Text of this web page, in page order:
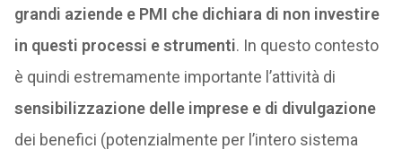
grandi aziende e PMI che dichiara di non investire
in questi processi e strumenti. In questo contesto
è quindi estremamente importante l’attività di
sensibilizzazione delle imprese e di divulgazione
dei benefici (potenzialmente per l’intero sistema